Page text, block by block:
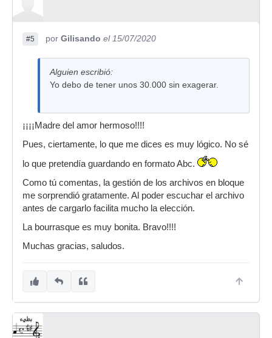
#5 por Gilisando el 15/07/2020
Alguien escribió:
Yo debo de tener unos 30.000 sin exagerar.
¡¡¡¡Madre del amor hermoso!!!!
Pues, ciertamente, lo que me dices es muy lógico. No sé
lo que pretendía guardando en formato Abc.
Como tú comentas, la gestión de los archivos en bloque
me sorprendió gratamente. Al poder escuchar el archivo
antes de cargarlo facilita mucho la elección.
La bourrasque es muy bonita. Bravo!!!!
Muchas gracias, saludos.